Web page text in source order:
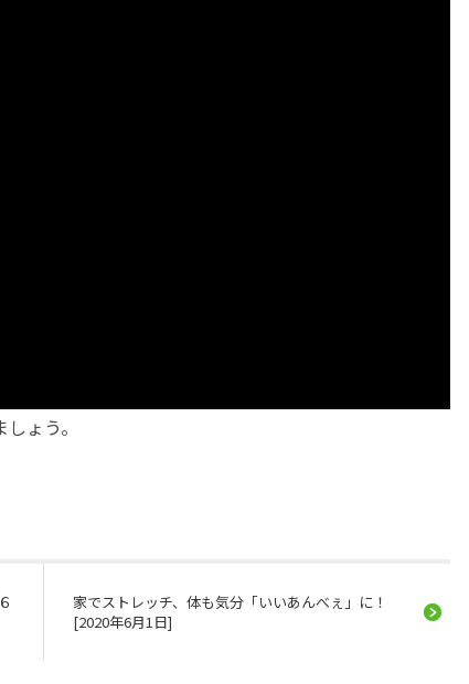
ょう。
家でストレッチ、体も気分「いいあんべぇ」に！
[2020年6月1日]